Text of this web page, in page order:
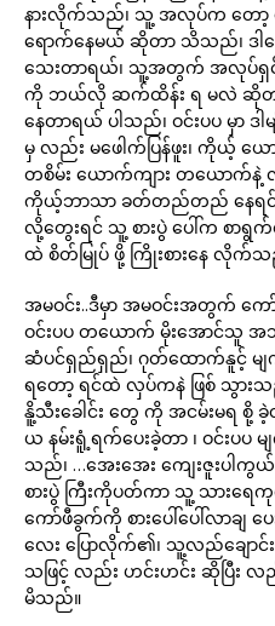
နားလိုက်သည်၊ သူ့ အလုပ်က တော့
ရောက်နေမယ် ဆိုတာ သိသည်၊ ဒါပ
သေးတာရယ်၊ သူ့အတွက် အလုပ်ရှ
ကို ဘယ်လို ဆက်ထိန်း ရ မလဲ ဆိုတာ
နေတာရယ် ပါသည်၊ ဝင်းပပ မှာ
မှ လည်း မဖေါက်ပြန်ဖူး၊ ကိုယ့် ယ
တစိမ်း ယောက်ကျား တယောက်နဲ့
ကိုယ့်ဘာသာ ခတ်တည်တည် နေရင်
လို့တွေးရင် သူ့ စားပွဲ ပေါ်က စာ
ထဲ စိတ်မြုပ် ဖို့ ကြိုးစားနေ လိုက်
အမဝင်း..ဒီမှာ အမဝင်းအတွက် ကေ
ဝင်းပပ တယောက် မိုးအောင်သူ အ
ဆံပင်ရှည်ရှည်၊ ဂုတ်ထောက်နူင့် မ
ရတော့ ရင်ထဲ လှပ်ကနဲ ဖြစ် သွား
နိူ့သီးခေါင်း တွေ ကို အငမ်းမရ
ယ နမ်းရူံ့ရက်ပေးခဲ့တာ ၊ ဝင်းပပ မ
သည်၊ …အေးအေး ကျေးဇူးပါကွ
စားပွဲ ကြီးကိုပတ်ကာ သူ့ သားရေကု
ကော်ဖီခွက်ကို စားပေါ်ပေါ်လာချ
လေး ပြောလိုက်၏၊ သူ့လည်ချောင်
သဖြင့် လည်း ဟင်းဟင်း ဆိုပြီး လ
မိသည်။